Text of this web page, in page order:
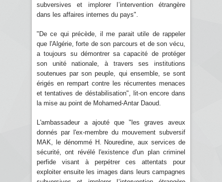
subversives et implorer I’intervention étrangère
dans les affaires internes du pays".
"De ce qui précède, il me parait utile de rappeler
que l'Algérie, forte de son parcours et de son vécu,
a toujours su démontrer sa capacité de protéger
son unité nationale, à travers ses institutions
soutenues par son peuple, qui ensemble, se sont
érigés en rempart contre les récurrentes menaces
et tentatives de déstabilisation", lit-on encore dans
la mise au point de Mohamed-Antar Daoud.
L'ambassadeur a ajouté que "les graves aveux
donnés par l'ex-membre du mouvement subversif
MAK, le dénommé H. Nouredine, aux services de
sécurité, ont révélé l'existence d'un plan criminel
perfide visant à perpétrer ces attentats pour
exploiter ensuite les images dans leurs campagnes